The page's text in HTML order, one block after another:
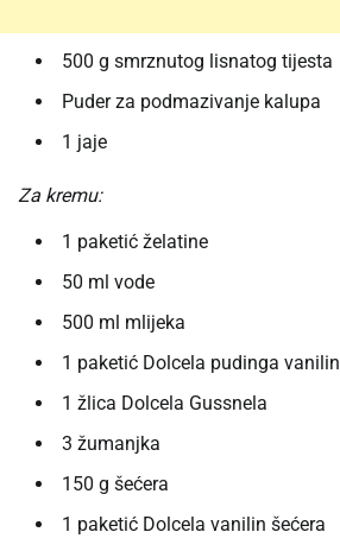
500 g smrznutog lisnatog tijesta
Puder za podmazivanje kalupa
1 jaje
Za kremu:
1 paketić želatine
50 ml vode
500 ml mlijeka
1 paketić Dolcela pudinga vanilin
1 žlica Dolcela Gussnela
3 žumanjka
150 g šećera
1 paketić Dolcela vanilin šećera